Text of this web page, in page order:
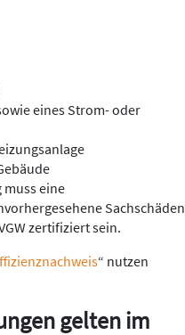
eines Strom- oder
eine
Sachschäden
zertifiziert sein.
“ nutzen
gelten im